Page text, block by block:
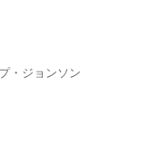
・ジョンソン